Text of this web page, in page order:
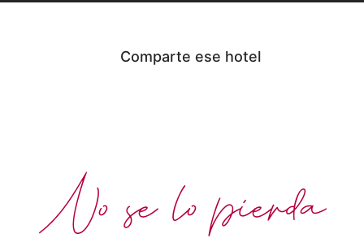
Comparte ese hotel
No se lo pierda